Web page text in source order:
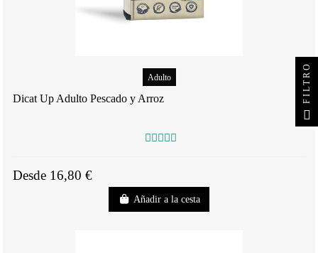
Adulto
Dicat Up Adulto Pescado y Arroz
Desde 16,80 €
Añadir a la cesta
FILTRO